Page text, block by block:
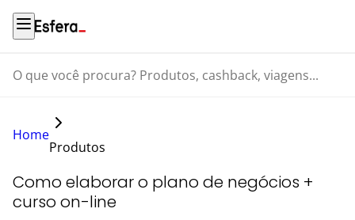
O que você procura? Produtos, cashback, viagens...
Home
Produtos
Como elaborar o plano de negócios +
curso on-line